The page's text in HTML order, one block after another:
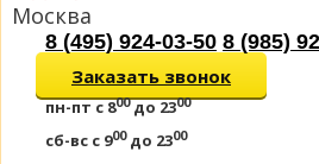
Москва
8 (495) 924-03-50 8 (985)
Заказать звонок
пн-пт с 800до 2300
сб-вс с 900до 2300